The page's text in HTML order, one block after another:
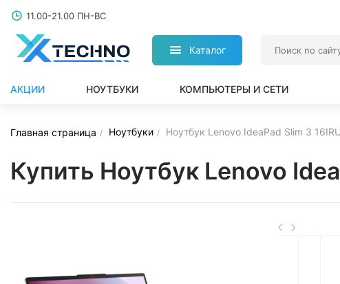
11.00-21.00 ПН-ВС
Каталог
АКЦИИ НОУТБУКИ КОМПЬЮТЕРЫ И СЕТИ
Главная страница Ноутбуки Ноутбук Lenovo IdeaPad Slim 3
Купить Ноутбук Lenovo